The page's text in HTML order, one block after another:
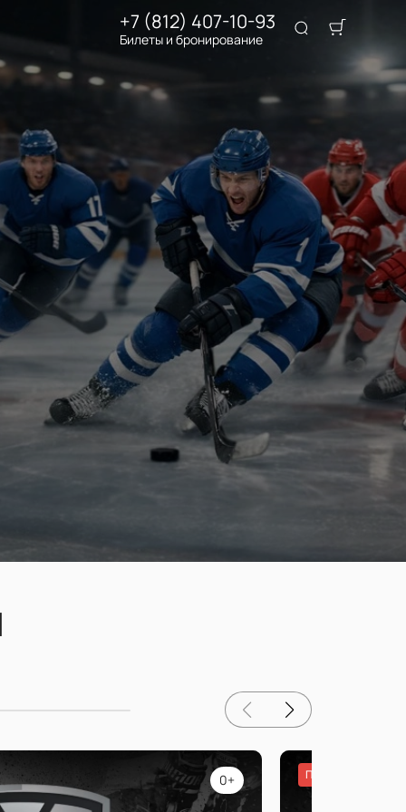
+7 (812) 407-10-93
Билеты и бронирование
0+ Популярное